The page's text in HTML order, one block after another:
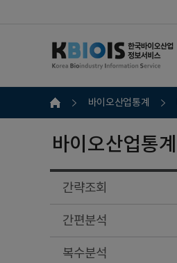
바이오산업통계
바이오산업통계
간략조회
간편분석
복수분석